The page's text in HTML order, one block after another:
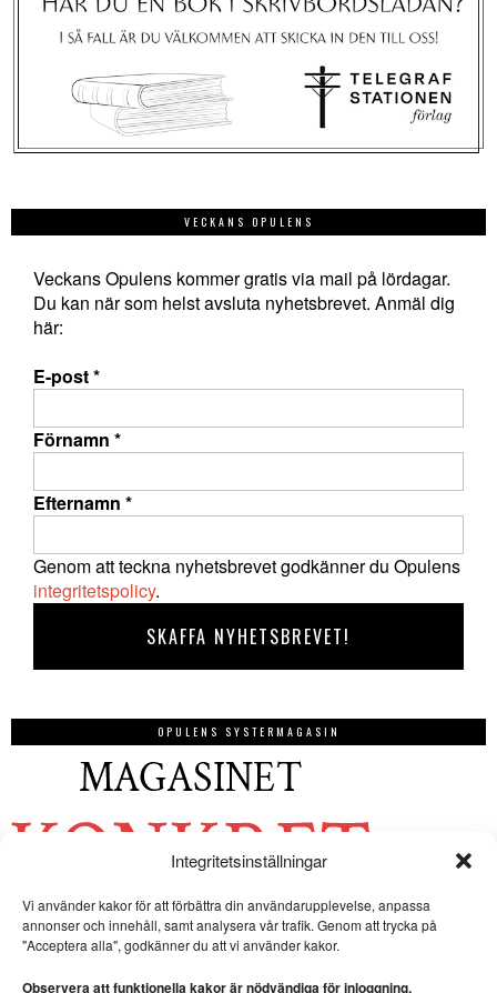
Integritetsinställningar
Vi använder kakor för att förbättra din användarupplevelse, anpassa
annonser och innehåll, samt analysera vår trafik. Genom att trycka på
"Acceptera alla", godkänner du att vi använder kakor.
Observera att funktionella kakor är nödvändiga för inloggning.
VECKANS OPULENS
Veckans Opulens kommer gratis via mail på lördagar.
Du kan när som helst avsluta nyhetsbrevet. Anmäl dig
här:
E-post*
Förnamn *
Efternamn *
Genom att teckna nyhetsbrevet godkänner du Opulens
integritetspolicy.
OPULENS SYSTERMAGASIN